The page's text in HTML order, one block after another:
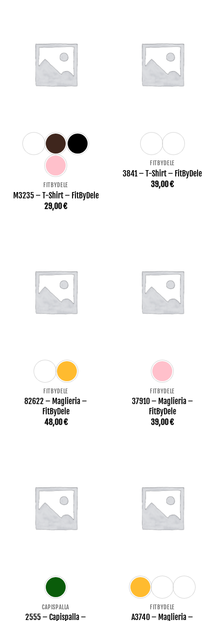
FITBYDELE
M3235 – T-Shirt – FitByDele
29,00€
FITBYDELE
3841 – T-Shirt – FitByDele
39,00€
FITBYDELE
82622 – Maglieria –
FitByDele
48,00€
FITBYDELE
37910 – Maglieria –
FitByDele
39,00€
CAPISPALLA
2555 – Capispalla –
FITBYDELE
A3740 – Maglieria –